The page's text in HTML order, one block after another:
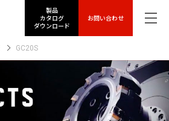
製品
カタログ
ダウンロード
お問い合わせ
GC20S